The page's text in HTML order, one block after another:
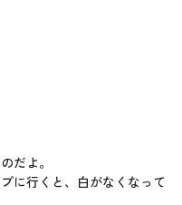
だよ。
に行くと、白がなくなって